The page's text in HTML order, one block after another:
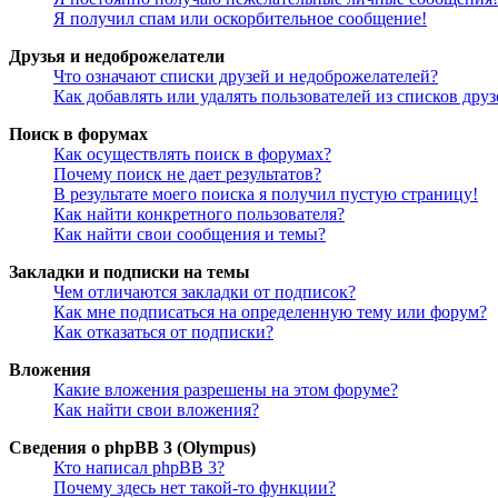
Я получил спам или оскорбительное сообщение!
Друзья и недоброжелатели
Что означают списки друзей и недоброжелателей?
Как добавлять или удалять пользователей из списков
Поиск в форумах
Как осуществлять поиск в форумах?
Почему поиск не дает результатов?
В результате моего поиска я получил пустую страницу!
Как найти конкретного пользователя?
Как найти свои сообщения и темы?
Закладки и подписки на темы
Чем отличаются закладки от подписок?
Как мне подписаться на определенную тему или форум?
Как отказаться от подписки?
Вложения
Какие вложения разрешены на этом форуме?
Как найти свои вложения?
Сведения о phpBB 3 (Olympus)
Кто написал phpBB 3?
Почему здесь нет такой-то функции?